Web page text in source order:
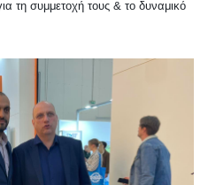
τη συμμετοχή τους & το δυναμικό